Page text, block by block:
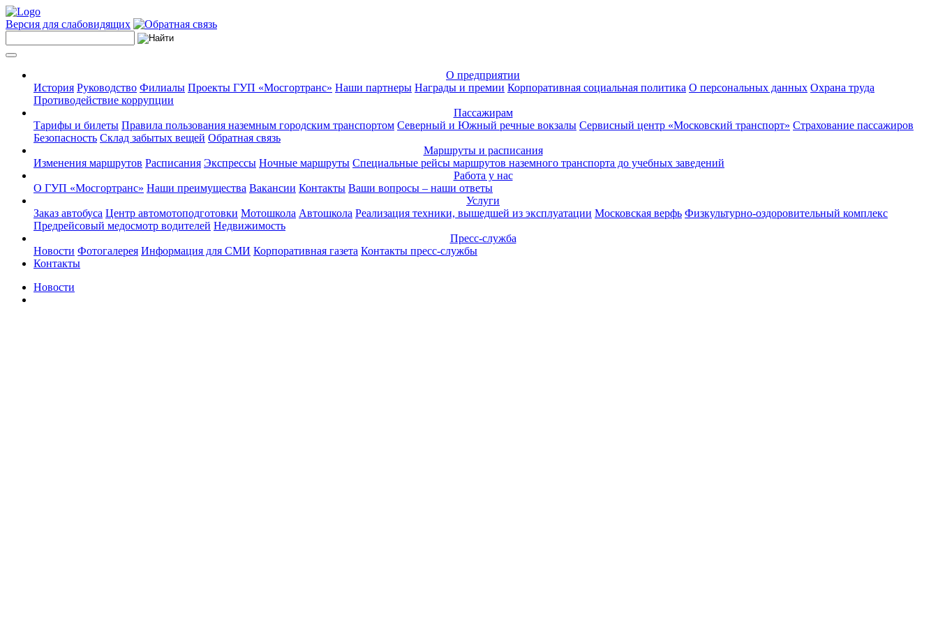
Версия для слабовидящих
О предприятии
История Руководство Филиалы Проекты ГУП «Мосгортранс» Наши партнеры Награды и премии Корпоративная социальная политика О персональных данных Охрана труда
Противодействие коррупции
Пассажирам
Тарифы и билеты Правила пользования наземным городским транспортом Северный и Южный речные вокзалы Сервисный центр «Московский транспорт» Страхование пассажиров
Безопасность Склад забытых вещей Обратная связь
Маршруты и расписания
Изменения маршрутов Расписания Экспрессы Ночные маршруты Специальные рейсы маршрутов наземного транспорта до учебных заведений
Работа у нас
О ГУП «Мосгортранс» Наши преимущества Вакансии Контакты Ваши вопросы – наши ответы
Услуги
Заказ автобуса Центр автомотоподготовки Мотошкола Автошкола Реализация техники, вышедшей из эксплуатации Московская верфь Физкультурно-оздоровительный комплекс
Предрейсовый медосмотр водителей Недвижимость
Пресс-служба
Новости Фотогалерея Информация для СМИ Корпоративная газета Контакты пресс-службы
Контакты
Новости